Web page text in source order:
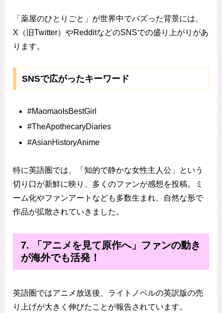
「薬屋のひとりごと」が世界中でバズった背景には、
X（旧Twitter）やRedditなどのSNSでの盛り上がりがあ
ります。
SNSで広がったキーワード
#MaomaoIsBestGirl
#TheApothecaryDiaries
#AsianHistoryAnime
特に英語圏では、「知的で静かな女性主人公」という
切り口が新鮮に映り、多くのファンが感想を投稿。ミ
ーム化やファンアートなども多数生まれ、自然な形で
作品が拡散されていきました。
7. 「アニメを見て原作へ」ファンの動き
が海外でも活発！
英語圏ではアニメ放送後、ライトノベルの英訳版の売
り上げが大きく伸びたことが報告されています。